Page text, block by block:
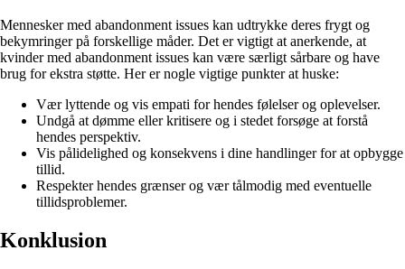
Mennesker med abandonment issues kan udtrykke deres frygt og
bekymringer på forskellige måder. Det er vigtigt at anerkende, at
kvinder med abandonment issues kan være særligt sårbare og have
brug for ekstra støtte. Her er nogle vigtige punkter at huske:
Vær lyttende og vis empati for hendes følelser og oplevelser.
Undgå at dømme eller kritisere og i stedet forsøge at forstå
hendes perspektiv.
Vis pålidelighed og konsekvens i dine handlinger for at opbygge
tillid.
Respekter hendes grænser og vær tålmodig med eventuelle
tillidsproblemer.
Konklusion